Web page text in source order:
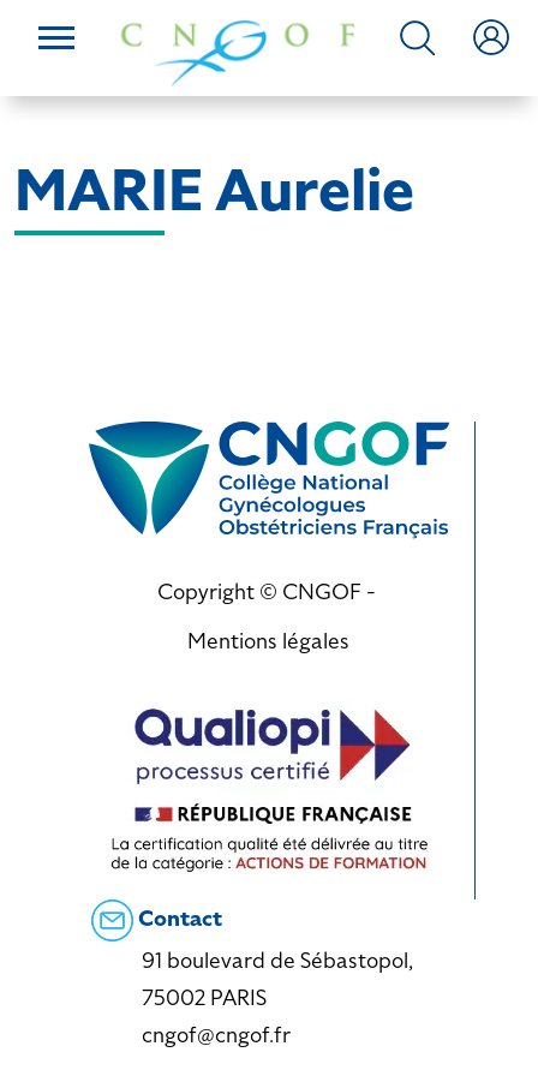
MARIE Aurelie
Copyright © CNGOF -
Mentions légales
Contact
91 boulevard de Sébastopol,
75002 PARIS
cngof@cngof.fr